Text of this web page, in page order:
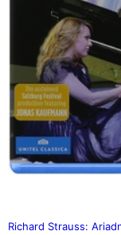
Richard Strauss: